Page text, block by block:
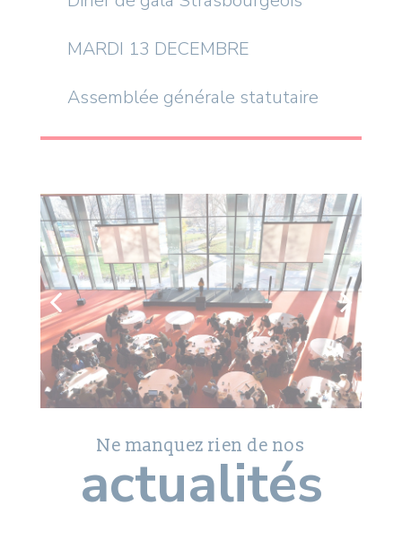
MARDI 13 DECEMBRE
Assemblée générale statutaire
Ne manquez rien de nos
actualités